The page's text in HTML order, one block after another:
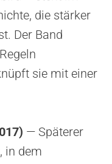
die stärker
Der Band
sie mit einer
— Späterer
in dem